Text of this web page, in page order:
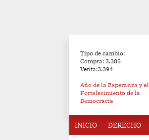
Tipo de cambio:
Compra: 3.385
Venta:3.394
Año de la Esperanza y el
Fortalecimiento de la
Democracia
INICIO DERECHO